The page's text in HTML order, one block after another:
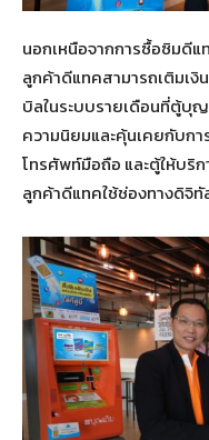
นอกเหนือจากการซื้อซิมดีแ
ลูกค้าดีแทคสามารถเติมเงิ
บิลในระบบรายเดือนที่ตู้บุ
ความนิยมและคุ้นเคยกับก
โทรศัพท์มือถือ และตู้ให้บริ
ลูกค้าดีแทคใช้ช่องทางดิจิทั